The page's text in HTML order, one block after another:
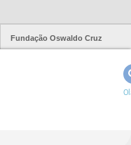
Fundação Oswaldo Cruz